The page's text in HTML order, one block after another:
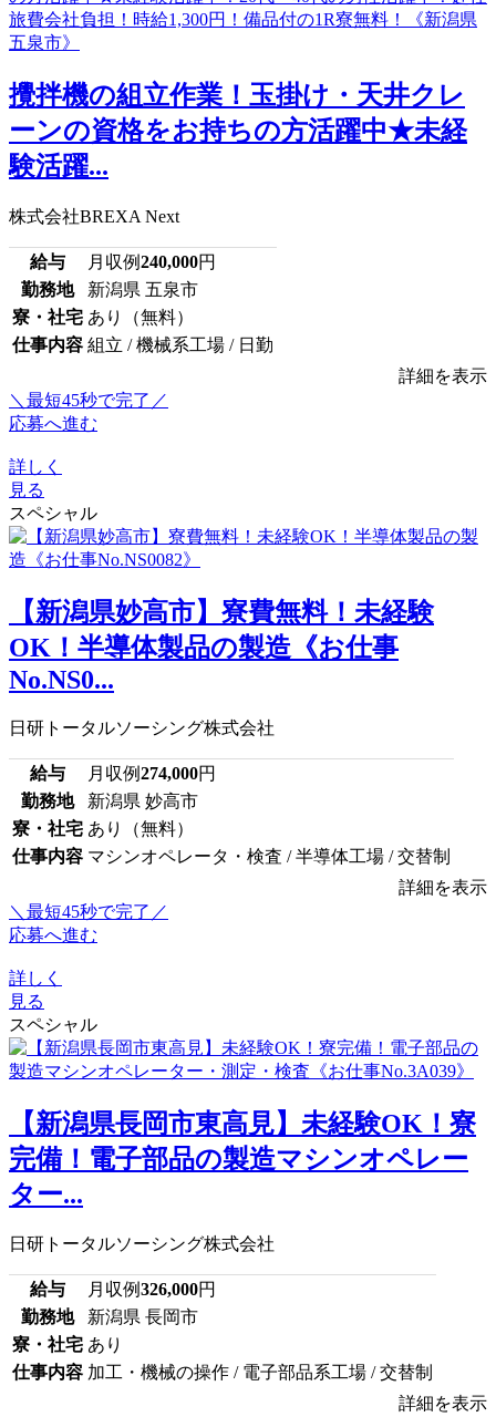
攪拌機の組立作業！玉掛け・天井クレ
ーンの資格をお持ちの方活躍中★未経
験活躍...
株式会社BREXA Next
給与 月収例240,000円
勤務地
新潟県 五泉市
寮・社宅 あり（無料）
仕事内容 組立 / 機械系工場 / 日勤
詳細を表示
＼最短45秒で完了／
応募へ進む
詳しく
見る
スペシャル
【新潟県妙高市】寮費無料！未経験
OK！半導体製品の製造《お仕事
No.NS0...
日研トータルソーシング株式会社
給与 月収例274,000円
勤務地
新潟県 妙高市
寮・社宅 あり（無料）
仕事内容 マシンオペレータ・検査 / 半導体工場 / 交替制
詳細を表示
＼最短45秒で完了／
応募へ進む
詳しく
見る
スペシャル
【新潟県長岡市東高見】未経験OK！寮
完備！電子部品の製造マシンオペレー
ター...
日研トータルソーシング株式会社
給与 月収例326,000円
勤務地
新潟県 長岡市
寮・社宅 あり
仕事内容 加工・機械の操作 / 電子部品系工場 / 交替制
詳細を表示